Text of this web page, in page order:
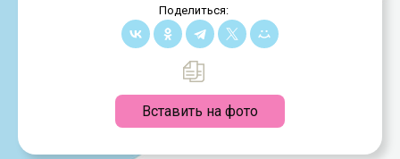
Поделиться:
Вставить на фото